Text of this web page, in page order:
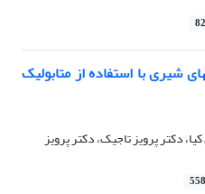
شیری با استفاده از متابولیک
دکتر پرویز تاجیک، دکتر پرویز